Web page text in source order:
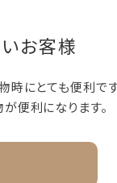
お客様
時にとても便利です
便利になります。